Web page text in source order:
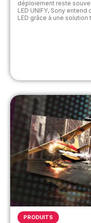
déploiement reste
LED UNIFY, Sony
LED grâce à une
PRODUITS